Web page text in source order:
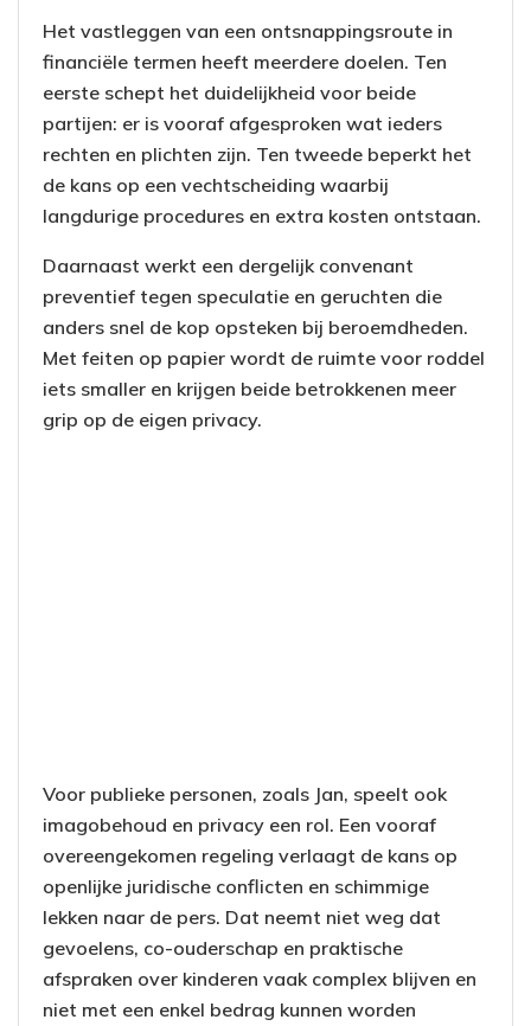
Het vastleggen van een ontsnappingsroute in
financiële termen heeft meerdere doelen. Ten
eerste schept het duidelijkheid voor beide
partijen: er is vooraf afgesproken wat ieders
rechten en plichten zijn. Ten tweede beperkt het
de kans op een vechtscheiding waarbij
langdurige procedures en extra kosten ontstaan.
Daarnaast werkt een dergelijk convenant
preventief tegen speculatie en geruchten die
anders snel de kop opsteken bij beroemdheden.
Met feiten op papier wordt de ruimte voor roddel
iets smaller en krijgen beide betrokkenen meer
grip op de eigen privacy.
Voor publieke personen, zoals Jan, speelt ook
imagobehoud en privacy een rol. Een vooraf
overeengekomen regeling verlaagt de kans op
openlijke juridische conflicten en schimmige
lekken naar de pers. Dat neemt niet weg dat
gevoelens, co-ouderschap en praktische
afspraken over kinderen vaak complex blijven en
niet met een enkel bedrag kunnen worden